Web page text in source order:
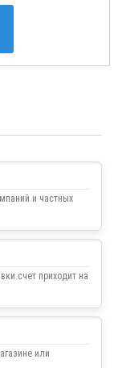
и частных
счет приходит на
или